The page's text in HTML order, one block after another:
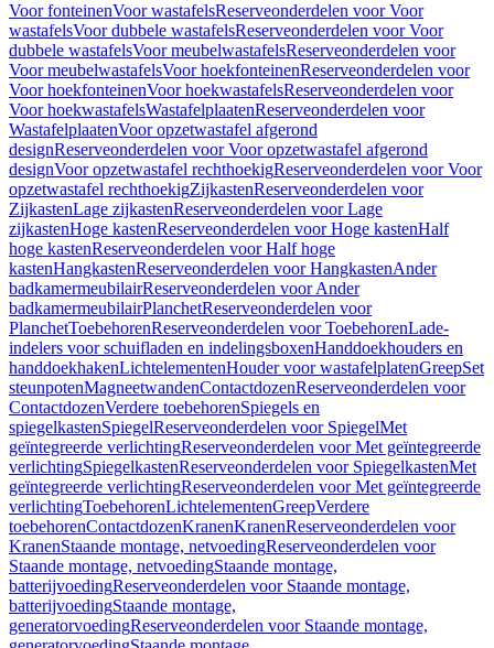
Voor fonteinenVoor wastafelsReserveonderdelen voor Voor
wastafelsVoor dubbele wastafelsReserveonderdelen voor Voor
dubbele wastafelsVoor meubelwastafelsReserveonderdelen voor
Voor meubelwastafelsVoor hoekfonteinenReserveonderdelen voor
Voor hoekfonteinenVoor hoekwastafelsReserveonderdelen voor
Voor hoekwastafelsWastafelplaatenReserveonderdelen voor
WastafelplaatenVoor opzetwastafel afgerond
designReserveonderdelen voor Voor opzetwastafel afgerond
designVoor opzetwastafel rechthoekigReserveonderdelen voor Voor
opzetwastafel rechthoekigZijkastenReserveonderdelen voor
ZijkastenLage zijkastenReserveonderdelen voor Lage
zijkastenHoge kastenReserveonderdelen voor Hoge kastenHalf
hoge kastenReserveonderdelen voor Half hoge
kastenHangkastenReserveonderdelen voor HangkastenAnder
badkamermeubilairReserveonderdelen voor Ander
badkamermeubilairPlanchetReserveonderdelen voor
PlanchetToebehorenReserveonderdelen voor ToebehorenLade-
indelers voor schuifladen en indelingsboxenHanddoekhouders en
handdoekhakenLichtelementenHouder voor wastafelplatenGreepSet
steunpotenMagneetwandenContactdozenReserveonderdelen voor
ContactdozenVerdere toebehorenSpiegels en
spiegelkastenSpiegelReserveonderdelen voor SpiegelMet
geïntegreerde verlichtingReserveonderdelen voor Met geïntegreerde
verlichtingSpiegelkastenReserveonderdelen voor SpiegelkastenMet
geïntegreerde verlichtingReserveonderdelen voor Met geïntegreerde
verlichtingToebehorenLichtelementenGreepVerdere
toebehorenContactdozenKranenKranenReserveonderdelen voor
KranenStaande montage, netvoedingReserveonderdelen voor
Staande montage, netvoedingStaande montage,
batterijvoedingReserveonderdelen voor Staande montage,
batterijvoedingStaande montage,
generatorvoedingReserveonderdelen voor Staande montage,